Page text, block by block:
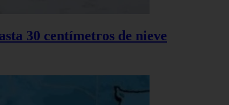
30 centímetros de nieve